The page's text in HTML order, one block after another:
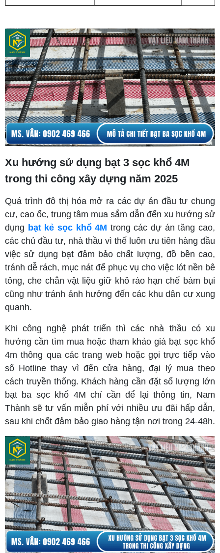
Xu hướng sử dụng bạt 3 sọc khổ 4M
trong thi công xây dựng năm 2025
Quá trình đô thị hóa mở ra các dự án đầu tư chung
cư, cao ốc, trung tâm mua sắm dẫn đến xu hướng sử
dụng bạt kẻ sọc khổ 4M trong các dự án tăng cao,
các chủ đầu tư, nhà thầu vì thế luôn ưu tiên hàng đầu
việc sử dụng bạt đảm bảo chất lượng, đồ bền cao,
tránh dễ rách, mục nát để phục vụ cho việc lót nền bê
tông, che chắn vật liệu giữ khô ráo hạn chế bám bụi
cũng như tránh ảnh hưởng đến các khu dân cư xung
quanh.
Khi công nghệ phát triển thì các nhà thầu có xu
hướng cần tìm mua hoặc tham khảo giá bạt sọc khổ
4m thông qua các trang web hoặc gọi trực tiếp vào
số Hotline thay vì đến cửa hàng, đại lý mua theo
cách truyền thống. Khách hàng cần đặt số lượng lớn
bạt ba sọc khổ 4M chỉ cần để lại thông tin, Nam
Thành sẽ tư vấn miễn phí với nhiều ưu đãi hấp dẫn,
sau khi chốt đảm bảo giao hàng tận nơi trong 24-48h.